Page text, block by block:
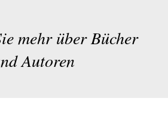
mehr über Bücher
Autoren